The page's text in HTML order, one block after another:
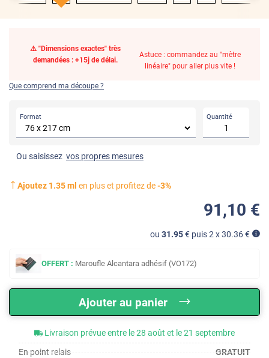
⚠️ "Dimensions exactes" très
demandées : +15j de délai.
Astuce : commandez au "mètre
linéaire" pour aller plus vite !
Que comprend ma découpe ?
Format Quantité
Ou saisissez vos propres mesures
Ajoutez 1.35ml en plus et profitez de-3%
91 ,10 €
ou 31.95€ puis 2 x30.36€
OFFERT : Maroufle Alcantara adhésif (VO172)
Ajouter au panier
Livraison prévue entre le 28 août et le 21 septembre
En point relais
GRATUIT